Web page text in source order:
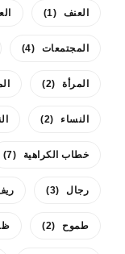
العنف (1)
المجتمعات (4)
المرأة (2)
النساء (2)
خطاب الكراهية (7)
رجال (3)
طموح (2)